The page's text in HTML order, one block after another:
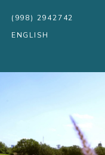
(998) 2942742
ENGLISH